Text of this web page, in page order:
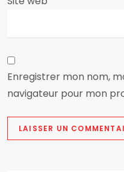
Enregistrer mon nom,
navigateur pour mon